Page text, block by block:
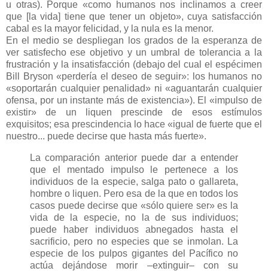
u otras). Porque «como humanos nos inclinamos a creer
que [la vida] tiene que tener un objeto», cuya satisfacción
cabal es la mayor felicidad, y la nula es la menor.
En el medio se despliegan los grados de la esperanza de
ver satisfecho ese objetivo y un umbral de tolerancia a la
frustración y la insatisfacción (debajo del cual el espécimen
Bill Bryson «perdería el deseo de seguir»: los humanos no
«soportarán cualquier penalidad» ni «aguantarán cualquier
ofensa, por un instante más de existencia»). El «impulso de
existir» de un liquen prescinde de esos estímulos
exquisitos; esa prescindencia lo hace «igual de fuerte que el
nuestro... puede decirse que hasta más fuerte».
La comparación anterior puede dar a entender
que el mentado impulso le pertenece a los
individuos de la especie, salga pato o gallareta,
hombre o liquen. Pero esa de la que en todos los
casos puede decirse que «sólo quiere ser» es la
vida de la especie, no la de sus individuos;
puede haber individuos abnegados hasta el
sacrificio, pero no especies que se inmolan. La
especie de los pulpos gigantes del Pacífico no
actúa dejándose morir –extinguir– con su